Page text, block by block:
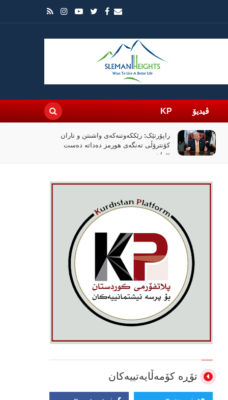
ڤیدیۆ KP
راپۆرتێک: رێککەوتنەکەی واشنتن و تاران
کۆنترۆڵی تەنگەی هورمز دەداتە دەست
ئێران
تۆڕە کۆمەڵایەتییەکان